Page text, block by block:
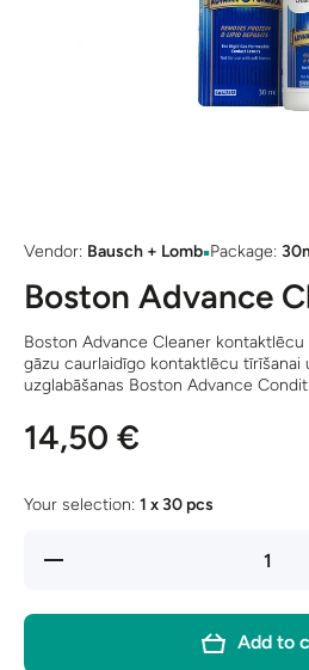
Vendor: Bausch + Lomb▪Package:
Boston Advance
Boston Advance Cleaner
gāzu caurlaidīgo kontaktlēcu
uzglabāšanas Boston Advance
14,50 €
Your selection: 1 x 30 pcs
Decrease
Add to